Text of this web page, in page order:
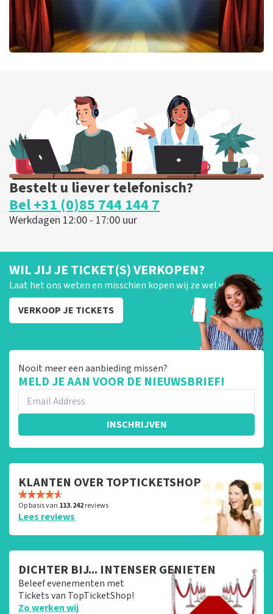
BESTEL NU
Bestelt u liever telefonisch?
Bel +31 (0)85 744 144 7
Werkdagen 12:00 - 17:00 uur
WIL JIJ JE TICKET(S) VERKOPEN?
Laat het ons weten en misschien kopen wij ze wel van je!
VERKOOP JE TICKETS
Nooit meer een aanbieding missen?
MELD JE AAN VOOR DE NIEUWSBRIEF!
INSCHRIJVEN
KLANTEN OVER TOPTICKETSHOP
Op basis van 113.242reviews
Lees reviews
DICHTER BIJ... INTENSER GENIETEN
Beleef evenementen met
Tickets van TopTicketShop!
Zo werken wij